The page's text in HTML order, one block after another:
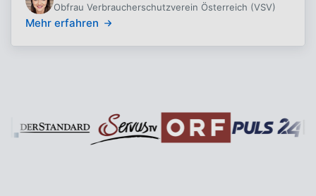
Obfrau Verbraucherschutzverein Österreich (VSV)
Mehr erfahren